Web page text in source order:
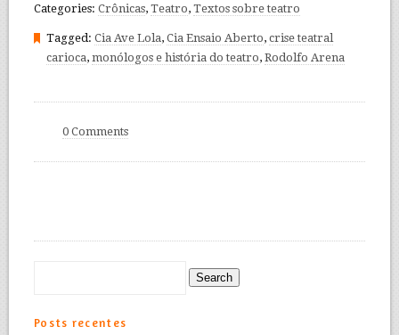
Categories: Crônicas, Teatro, Textos sobre teatro
Tagged: Cia Ave Lola, Cia Ensaio Aberto, crise teatral
carioca, monólogos e história do teatro, Rodolfo Arena
0 Comments
Posts recentes